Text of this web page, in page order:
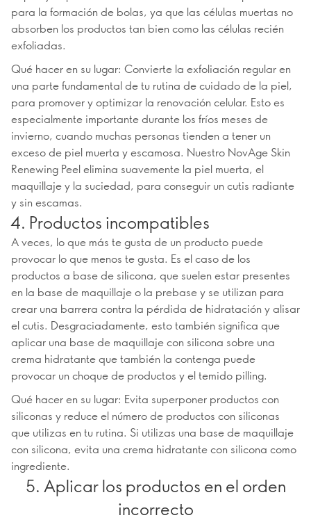
para la formación de bolas, ya que las células muertas no
absorben los productos tan bien como las células recién
exfoliadas.
Qué hacer en su lugar: Convierte la exfoliación regular en
una parte fundamental de tu rutina de cuidado de la piel,
para promover y optimizar la renovación celular. Esto es
especialmente importante durante los fríos meses de
invierno, cuando muchas personas tienden a tener un
exceso de piel muerta y escamosa. Nuestro NovAge Skin
Renewing Peel elimina suavemente la piel muerta, el
maquillaje y la suciedad, para conseguir un cutis radiante
y sin escamas.
4. Productos incompatibles
A veces, lo que más te gusta de un producto puede
provocar lo que menos te gusta. Es el caso de los
productos a base de silicona, que suelen estar presentes
en la base de maquillaje o la prebase y se utilizan para
crear una barrera contra la pérdida de hidratación y alisar
el cutis. Desgraciadamente, esto también significa que
aplicar una base de maquillaje con silicona sobre una
crema hidratante que también la contenga puede
provocar un choque de productos y el temido pilling.
Qué hacer en su lugar: Evita superponer productos con
siliconas y reduce el número de productos con siliconas
que utilizas en tu rutina. Si utilizas una base de maquillaje
con silicona, evita una crema hidratante con silicona como
ingrediente.
5. Aplicar los productos en el orden
incorrecto